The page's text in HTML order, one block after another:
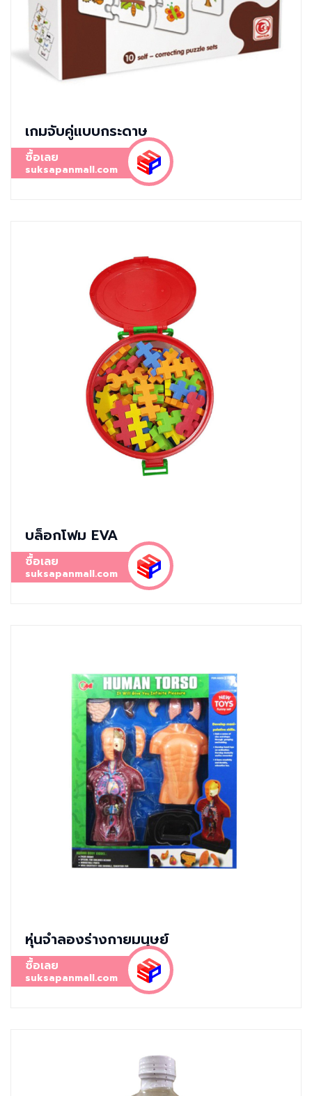
เกมจับคู่แบบกระดาษ
ซื้อเลย
suksapanmall.com
บล็อกโฟม EVA
ซื้อเลย
suksapanmall.com
หุ่นจำลองร่างกายมนุษย์
ซื้อเลย
suksapanmall.com